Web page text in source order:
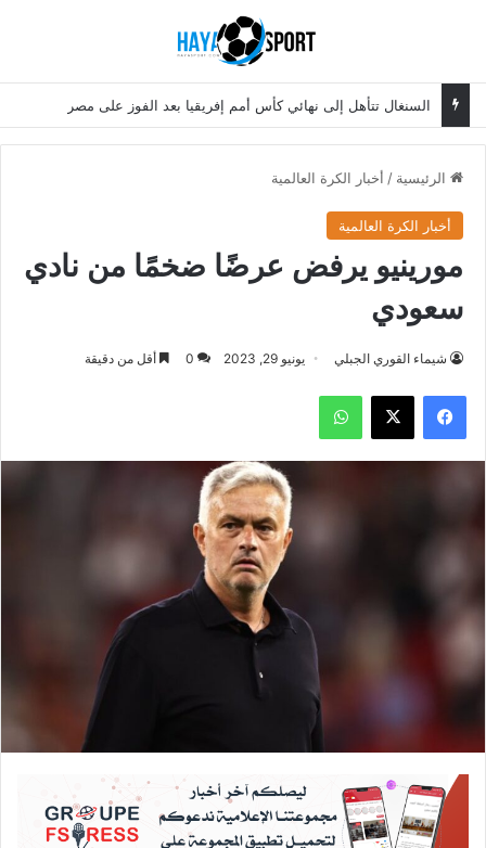
السنغال تتأهل إلى نهائي كأس أمم إفريقيا بعد الفوز على مصر
الرئيسية / أخبار الكرة العالمية
أخبار الكرة العالمية
مورينيو يرفض عرضًا ضخمًا من نادي
سعودي
شيماء القوري الجبلي يونيو 29, 2023 0 أقل من دقيقة
فيسبوك ‫X واتساب